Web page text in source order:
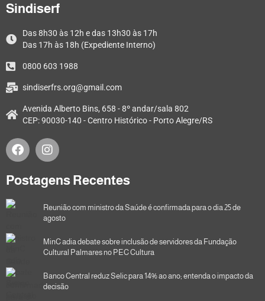
Sindiserf
Das 8h30 às 12h e das 13h30 às 17h
Das 17h às 18h (Expediente Interno)
0800 603 1988
sindiserfrs.org@gmail.com
Avenida Alberto Bins, 658 - 8º andar/sala 802
CEP: 90030-140 - Centro Histórico - Porto Alegre/RS
Postagens Recentes
Reunião com ministro da Saúde é confirmada para o dia 25 de
agosto
MinC adia debate sobre inclusão de servidores da Fundação
Cultural Palmares no PEC Cultura
Banco Central reduz Selic para 14% ao ano; entenda o impacto da
decisão